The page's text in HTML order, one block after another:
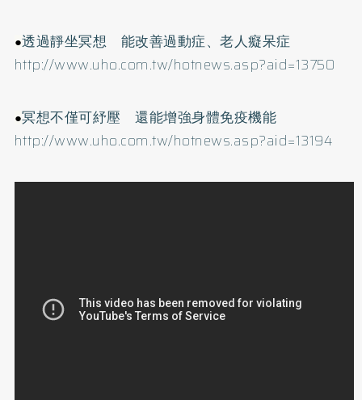
●透過靜坐冥想 能改善過動症、老人癡呆症
http://www.uho.com.tw/hotnews.asp?aid=13750
●冥想不僅可紓壓 還能增強身體免疫機能
http://www.uho.com.tw/hotnews.asp?aid=13194